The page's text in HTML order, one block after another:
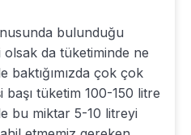
bulunduğu
da tüketiminde ne
baktığımızda çok çok
başı tüketim 100-150 litre
bu miktar 5-10 litreyi